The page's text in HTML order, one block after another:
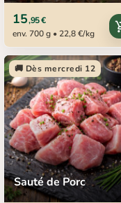
15,95 €
env. 700 g • 22,8 €/kg
🚚 Dès mercredi 12
Sauté de Porc